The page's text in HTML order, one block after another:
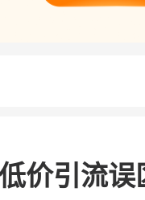
价引流
万人
900 万